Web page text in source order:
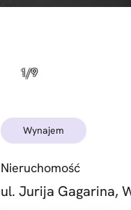
wynajem
Nieruchomość
ul. Jurija Gagarina,